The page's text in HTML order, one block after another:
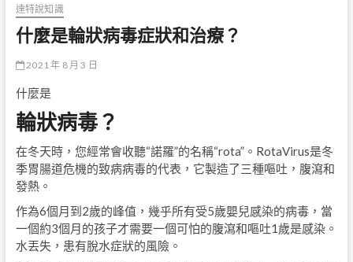
達特說知識
什麼是輪狀病毒症狀和治療？
2021 年 8 月 3 日
什麼是
輪狀病毒？
在冬天時，您經常會收聽“諾羅”的名稱“rota”。RotaVirus是冬
季胃腸道危機的致病病毒的代表，它製造了三種嘔吐，腹瀉和
發熱。
作為6個月到2歲的峰值，幾乎所有受5歲嬰兒感染的病毒，當
一個約3個月的孩子才需要一個可怕的腹瀉和嘔吐1歲是感染。
水丟失，患有脫水症狀的風險。